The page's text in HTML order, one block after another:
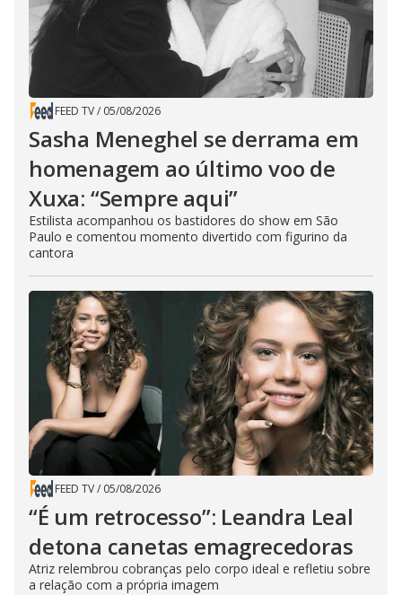
FEED TV/ 05/08/2026
Sasha Meneghel se derrama em
homenagem ao último voo de
Xuxa: “Sempre aqui”
Estilista acompanhou os bastidores do show em São
Paulo e comentou momento divertido com figurino da
cantora
FEED TV/ 05/08/2026
“É um retrocesso”: Leandra Leal
detona canetas emagrecedoras
Atriz relembrou cobranças pelo corpo ideal e refletiu sobre
a relação com a própria imagem